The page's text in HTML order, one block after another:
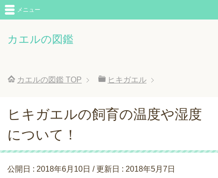
カエルの図鑑
メニュー
カエルの図鑑 TOP ヒキガエル
ヒキガエルの飼育の温度や湿度
について！
公開日 : 2018年6月10日 / 更新日 : 2018年5月7日